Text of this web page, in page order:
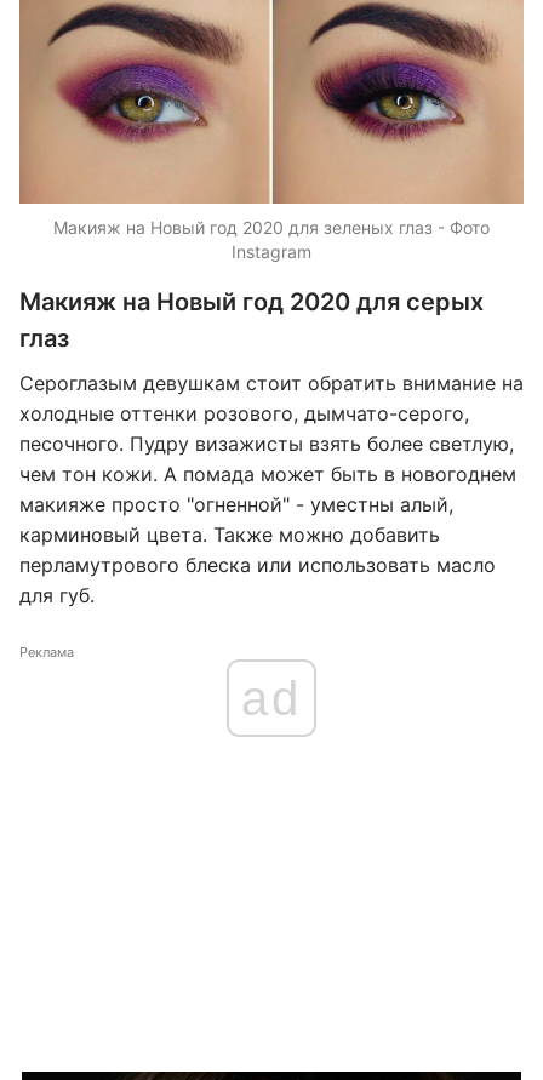
Макияж на Новый год 2020 для зеленых глаз - Фото
Instagram
Макияж на Новый год 2020 для серых
глаз
Сероглазым девушкам стоит обратить внимание на
холодные оттенки розового, дымчато-серого,
песочного. Пудру визажисты взять более светлую,
чем тон кожи. А помада может быть в новогоднем
макияже просто "огненной" - уместны алый,
карминовый цвета. Также можно добавить
перламутрового блеска или использовать масло
для губ.
Реклама
ad